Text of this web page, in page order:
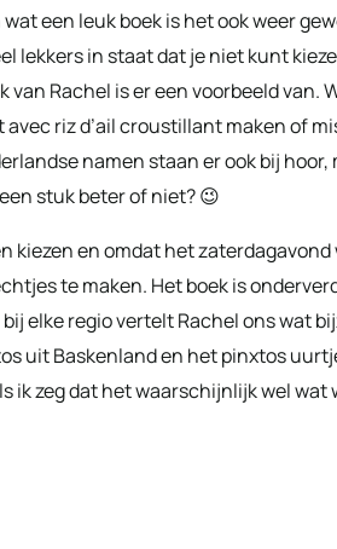
een leuk boek is het ook weer
lekkers in staat dat je niet kunt
van Rachel is er een voorbeeld van.
avec riz d’ail croustillant maken of
namen staan er ook bij
stuk beter of niet? 😉
kiezen en omdat het zaterdagavond
te maken. Het boek is
bij elke regio vertelt Rachel ons wat
uit Baskenland en het pinxtos
ik zeg dat het waarschijnlijk wel wat